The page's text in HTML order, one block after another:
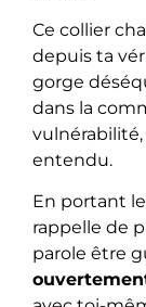
Ce collier
depuis ta
gorge
dans la
entendu.
En portant
rappelle de
parole être